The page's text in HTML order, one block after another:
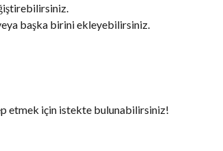
başka birini ekleyebilirsiniz.
etmek için istekte bulunabilirsiniz!